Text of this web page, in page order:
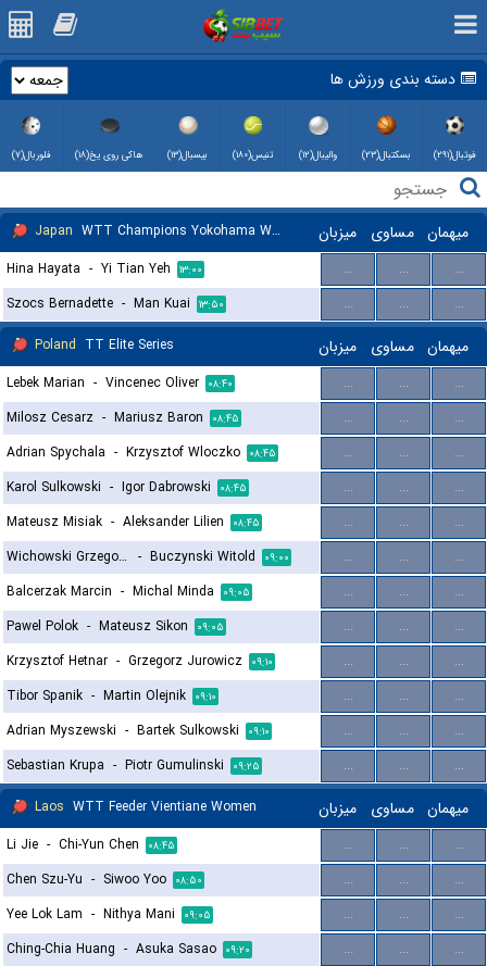
دسته بندی ورزش ها
فوتبال(۲۹۱) بسکتبال(۲۳) والیبال(۱۲) تنیس(۱۸۰) بیسبال(۱۳) هاکی روی یخ(۱۸) فلوربال(۷)
Japan WTT Champions Yokohama Women میزبان مساوی میهمان
Hina Hayata - Yi Tian Yeh ۱۳:۰۰ ... ...
...
Szocs Bernadette - Man Kuai ۱۳:۵۰ ... ...
...
Poland TT Elite Series میزبان مساوی میهمان
Lebek Marian - Vincenec Oliver ۰۸:۴۰ ... ...
...
Milosz Cesarz - Mariusz Baron ۰۸:۴۵ ... ...
...
Adrian Spychala - Krzysztof Wloczko ۰۸:۴۵ ... ...
...
Karol Sulkowski - Igor Dabrowski ۰۸:۴۵ ... ...
...
Mateusz Misiak - Aleksander Lilien ۰۸:۴۵ ... ...
...
Wichowski Grzegorz - Buczynski Witold ۰۹:۰۰ ... ...
...
Balcerzak Marcin - Michal Minda ۰۹:۰۵ ... ...
...
Pawel Polok - Mateusz Sikon ۰۹:۰۵ ... ...
...
Krzysztof Hetnar - Grzegorz Jurowicz ۰۹:۱۰ ... ...
...
Tibor Spanik - Martin Olejnik ۰۹:۱۰ ... ...
...
Adrian Myszewski - Bartek Sulkowski ۰۹:۱۰ ... ...
...
Sebastian Krupa - Piotr Gumulinski ۰۹:۲۵ ... ...
...
Laos WTT Feeder Vientiane Women میزبان مساوی میهمان
Li Jie - Chi-Yun Chen ۰۸:۴۵ ... ...
...
Chen Szu-Yu - Siwoo Yoo ۰۸:۵۰ ... ...
...
Yee Lok Lam - Nithya Mani ۰۹:۰۵ ... ...
...
Ching-Chia Huang - Asuka Sasao ۰۹:۲۰ ... ...
...